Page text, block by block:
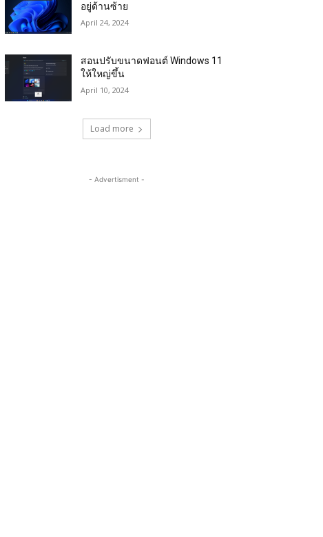
อยู่ด้านซ้าย
April 24, 2024
สอนปรับขนาดฟอนต์ Windows 11
ให้ใหญ่ขึ้น
April 10, 2024
Load more
- Advertisment -